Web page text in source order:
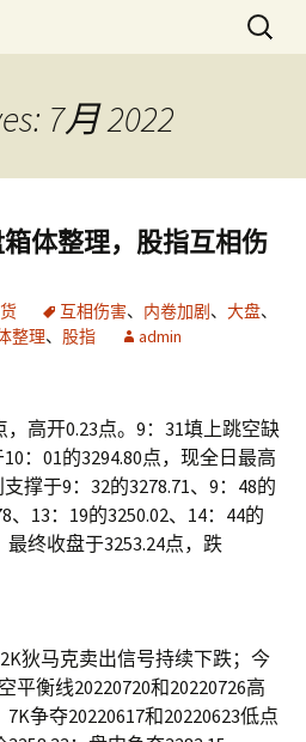
严谨比较多空，
奏，计算－－为
价值！
搜
索：
7月 2022
体整理，股指互相伤
互相伤害、 内卷加剧、 大盘、
整理、 股指 admin
，高开0.23点。9：31填上跳空缺
：01的3294.80点，现全日最高
撑于9：32的3278.71、9：48的
、13：19的3250.02、14：44的
终收盘于3253.24点，跌
狄马克卖出信号持续下跌；今
平衡线20220720和20220726高
争夺20220617和20220623低点